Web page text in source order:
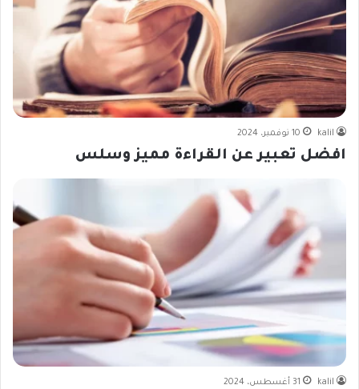
kalil 10 نوفمبر، 2024
افضل تعبير عن القراءة مميز وسلس
kalil 31 أغسطس، 2024